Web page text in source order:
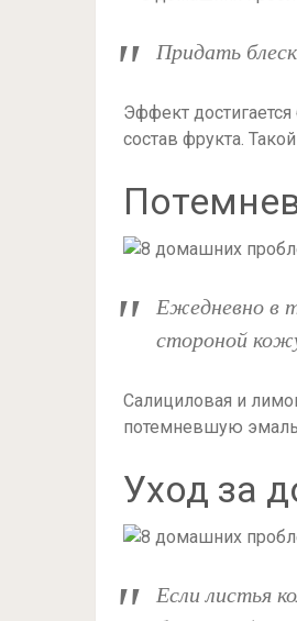
Придать
Эффект
состав фрукта.
Ежедневно в
стороной
Салициловая и
потемневшую
Уход за
Если листья